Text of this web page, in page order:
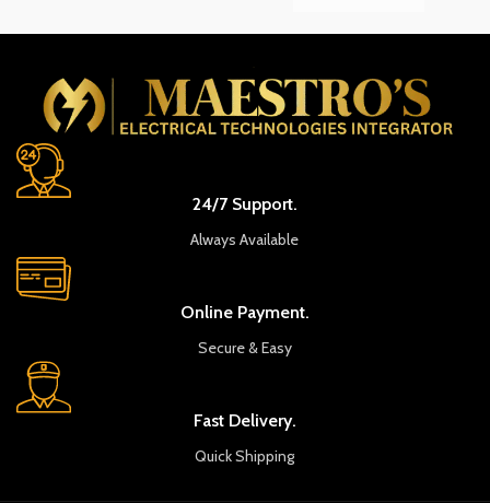
24/7 Support.
Always Available
Online Payment.
Secure & Easy
Fast Delivery.
Quick Shipping